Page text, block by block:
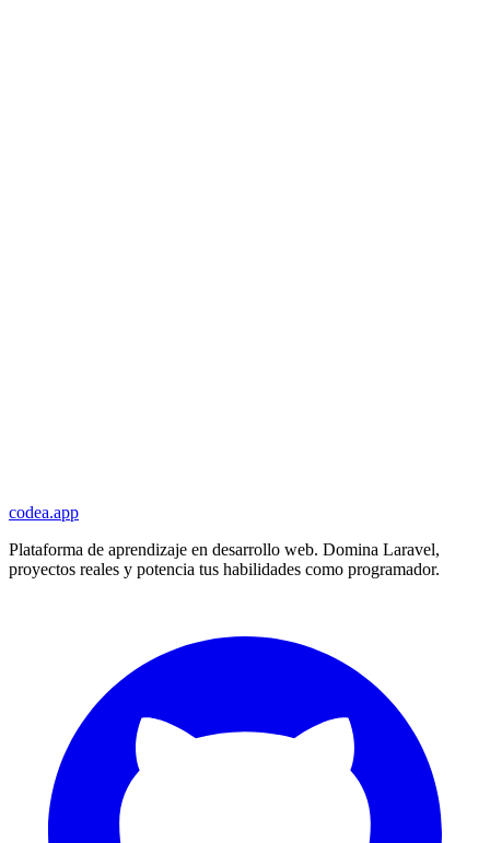
codea.app
Plataforma de aprendizaje en desarrollo web. Domina Laravel,
proyectos reales y potencia tus habilidades como programador.